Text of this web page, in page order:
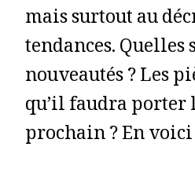
mais surtout au
tendances. Quelles
nouveautés ? Les
qu’il faudra porter
prochain ? En